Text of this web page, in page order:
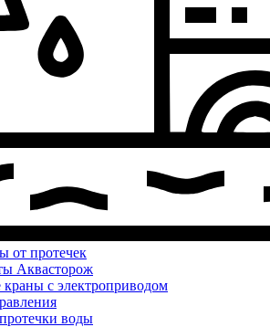
от протечек
Аквасторож
с электроприводом
воды